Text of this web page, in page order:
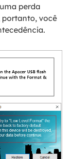
perda
portanto, você